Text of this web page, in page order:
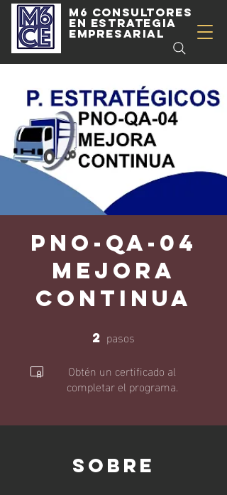
m6 consultores
en estrategia
empresarial
PNO-QA-04
MEJORA
CONTINUA
2 pasos
Obtén un certificado al
completar el programa.
Sobre